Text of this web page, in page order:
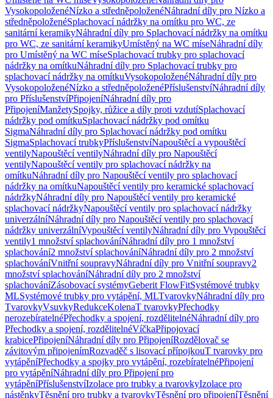
VysokopoloženéNízko a středněpoloženéNáhradní díly pro Nízko a
středněpoloženéSplachovací nádržky na omítku pro WC, ze
sanitární keramikyNáhradní díly pro Splachovací nádržky na omítku
pro WC, ze sanitární keramikyUmístěný na WC míseNáhradní díly
pro Umístěný na WC míseSplachovací trubky pro splachovací
nádržky na omítkuNáhradní díly pro Splachovací trubky pro
splachovací nádržky na omítkuVysokopoloženéNáhradní díly pro
VysokopoloženéNízko a středněpoloženéPříslušenstvíNáhradní díly
pro PříslušenstvíPřipojeníNáhradní díly pro
PřipojeníManžetySpojky, růžice a díly proti vzdutíSplachovací
nádržky pod omítkuSplachovací nádržky pod omítku
SigmaNáhradní díly pro Splachovací nádržky pod omítku
SigmaSplachovací trubkyPříslušenstvíNapouštěcí a vypouštěcí
ventilyNapouštěcí ventilyNáhradní díly pro Napouštěcí
ventilyNapouštěcí ventily pro splachovací nádržky na
omítkuNáhradní díly pro Napouštěcí ventily pro splachovací
nádržky na omítkuNapouštěcí ventily pro keramické splachovací
nádržkyNáhradní díly pro Napouštěcí ventily pro keramické
splachovací nádržkyNapouštěcí ventily pro splachovací nádržky
univerzálníNáhradní díly pro Napouštěcí ventily pro splachovací
nádržky univerzálníVypouštěcí ventilyNáhradní díly pro Vypouštěcí
ventily1 množství splachováníNáhradní díly pro 1 množství
splachování2 množství splachováníNáhradní díly pro 2 množství
splachováníVnitřní soupravyNáhradní díly pro Vnitřní soupravy2
množství splachováníNáhradní díly pro 2 množství
splachováníZásobovací systémyGeberit FlowFitSystémové trubky
MLSystémové trubky pro vytápění, MLTvarovkyNáhradní díly pro
TvarovkyVsuvkyRedukceKolenaT tvarovkyPřechodky
nerozebíratelnéPřechodky a spojení, rozdělitelnéNáhradní díly pro
Přechodky a spojení, rozdělitelnéVíčkaPřipojovací
krabicePřipojeníNáhradní díly pro PřipojeníRozdělovač se
závitovým připojenímRozvaděč s lisovací přípojkouT tvarovky pro
vytápěníPřechodky a spojky pro vytápění, rozebíratelnéPřipojení
pro vytápěníNáhradní díly pro Připojení pro
vytápěníPříslušenstvíIzolace pro trubky a tvarovkyIzolace pro
nástěnkyTěsnění pro trubky a tvarovkyTěsnění pro připojeníTěsnění